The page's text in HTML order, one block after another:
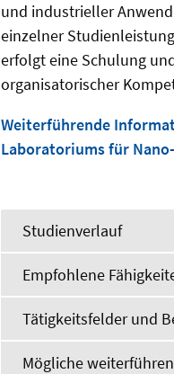
und industrieller
einzelner
erfolgt eine Schulung
organisatorischer
Weiterführende
Laboratoriums für
Studienverlauf
Empfohlene
Tätigkeitsfelder und
Mögliche